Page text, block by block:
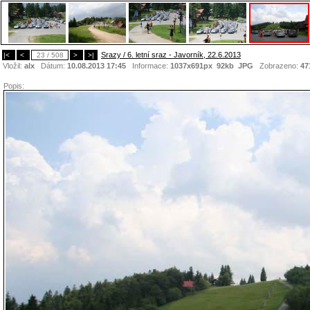
|< < 23 / 508 > >|
Srazy / 6. letní sraz - Javorník, 22.6.2013
Vložil: alx Dátum: 10.08.2013 17:45 Informace: 1037x691px 92kb JPG Zobrazeno:
Popis: